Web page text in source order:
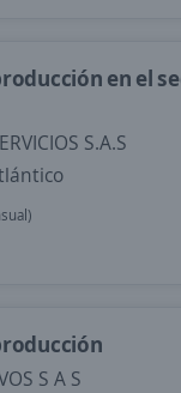
en el
S.A.S
S A S